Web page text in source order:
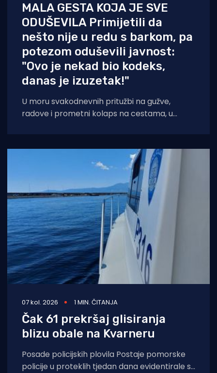
MALA GESTA KOJA JE SVE
ODUŠEVILA Primijetili da
nešto nije u redu s barkom, pa
potezom oduševili javnost:
"Ovo je nekad bio kodeks,
danas je izuzetak!"
U moru svakodnevnih pritužbi na gužve,
radove i prometni kolaps na cestama, u
07 kol. 2026 1 MIN. ČITANJA
Čak 61 prekršaj glisiranja
blizu obale na Kvarneru
Posade policijskih plovila Postaje pomorske
policije u proteklih tjedan dana evidentirale su